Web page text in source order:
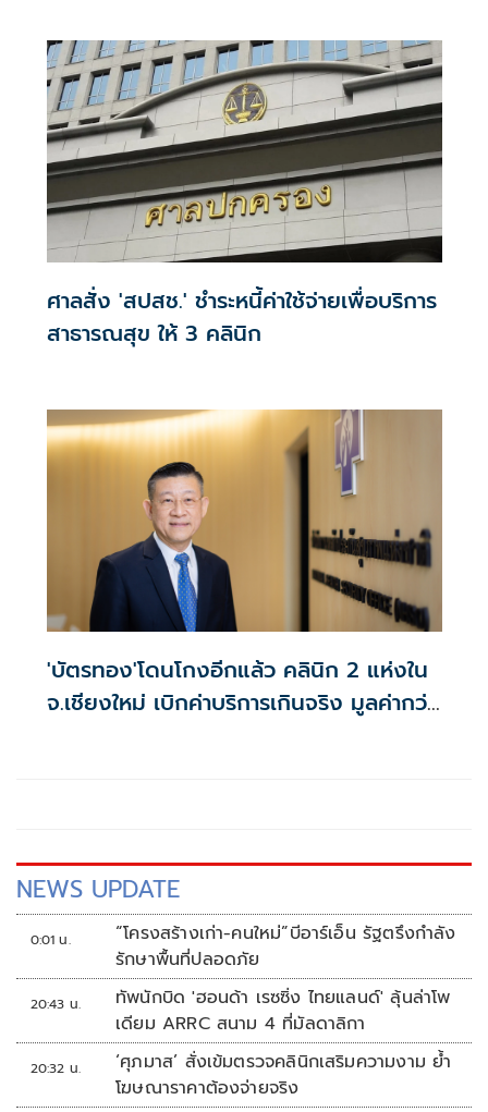
ภูมิภาครวมถึงเยาวชนชาวนิวซีแลนด์สู่เวทีระดับโลก และเตรียม
พร้อมสำหรับการแข่งขัน วีเมนส์ อเมเจอร์ เอเชีย-แปซิฟิก
แชมเปี้ยนชิพ ที่จัดขึ้น ณ สนามรอยัลเวลลิงตัน ประเทศ
นิวซีแลนด์ ในเดือนกุมภาพันธ์นี้
ศาลสั่ง 'สปสช.' ชำระหนี้ค่าใช้จ่ายเพื่อบริการ
สาธารณสุข ให้ 3 คลินิก
'บัตรทอง'โดนโกงอีกแล้ว คลินิก 2 แห่งใน
จ.เชียงใหม่ เบิกค่าบริการเกินจริง มูลค่ากว่า
NEWS UPDATE
0:01 น.
“โครงสร้างเก่า-คนใหม่”บีอาร์เอ็น รัฐตรึงกำลัง
รักษาพื้นที่ปลอดภัย
20:43 น.
ทัพนักบิด 'ฮอนด้า เรซซิ่ง ไทยแลนด์' ลุ้นล่าโพ
เดียม ARRC สนาม 4 ที่มัลดาลิกา
20:32 น.
‘ศุภมาส’ สั่งเข้มตรวจคลินิกเสริมความงาม ย้ำ
โฆษณาราคาต้องจ่ายจริง